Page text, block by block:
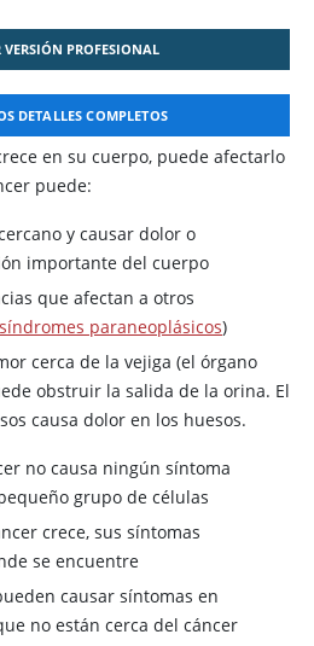
VERSIÓN PROFESIONAL
DETALLES COMPLETOS
en su cuerpo, puede afectarlo
puede:
y causar dolor o
importante del cuerpo
que afectan a otros
síndromes paraneoplásicos)
cerca de la vejiga (el órgano
obstruir la salida de la orina. El
causa dolor en los huesos.
no causa ningún síntoma
grupo de células
crece, sus síntomas
se encuentre
causar síntomas en
no están cerca del cáncer